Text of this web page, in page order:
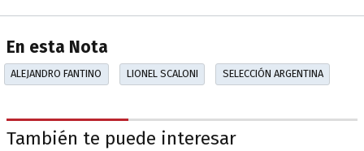
En esta Nota
ALEJANDRO FANTINO LIONEL SCALONI SELECCIÓN ARGENTINA
También te puede interesar